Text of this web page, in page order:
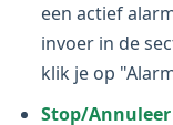
een actief
invoer in de
klik je op
Stop/